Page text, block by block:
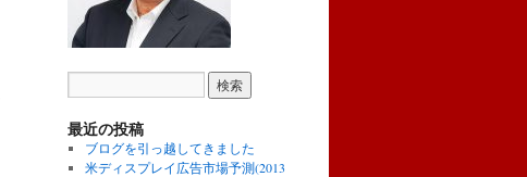
最近の投稿
ブログを引っ越してきました
米ディスプレイ広告市場予測(2013